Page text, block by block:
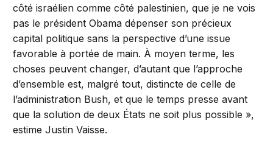
côté israélien comme côté palestinien, que je ne vois
pas le président Obama dépenser son précieux
capital politique sans la perspective d’une issue
favorable à portée de main. À moyen terme, les
choses peuvent changer, d’autant que l’approche
d’ensemble est, malgré tout, distincte de celle de
l’administration Bush, et que le temps presse avant
que la solution de deux États ne soit plus possible »,
estime Justin Vaisse.